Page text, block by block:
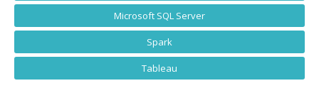
Microsoft SQL Server
Spark
Tableau